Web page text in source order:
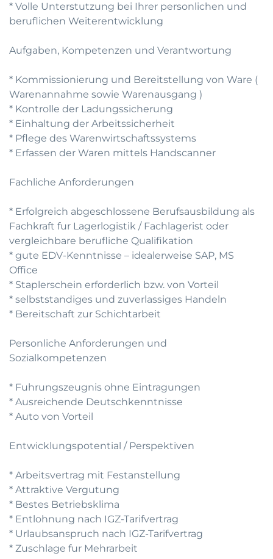
* Volle Unterstutzung bei Ihrer personlichen und
beruflichen Weiterentwicklung
Aufgaben, Kompetenzen und Verantwortung
* Kommissionierung und Bereitstellung von Ware (
Warenannahme sowie Warenausgang )
* Kontrolle der Ladungssicherung
* Einhaltung der Arbeitssicherheit
* Pflege des Warenwirtschaftssystems
* Erfassen der Waren mittels Handscanner
Fachliche Anforderungen
* Erfolgreich abgeschlossene Berufsausbildung als
Fachkraft fur Lagerlogistik / Fachlagerist oder
vergleichbare berufliche Qualifikation
* gute EDV-Kenntnisse – idealerweise SAP, MS
Office
* Staplerschein erforderlich bzw. von Vorteil
* selbststandiges und zuverlassiges Handeln
* Bereitschaft zur Schichtarbeit
Personliche Anforderungen und
Sozialkompetenzen
* Fuhrungszeugnis ohne Eintragungen
* Ausreichende Deutschkenntnisse
* Auto von Vorteil
Entwicklungspotential / Perspektiven
* Arbeitsvertrag mit Festanstellung
* Attraktive Vergutung
* Bestes Betriebsklima
* Entlohnung nach IGZ-Tarifvertrag
* Urlaubsanspruch nach IGZ-Tarifvertrag
* Zuschlage fur Mehrarbeit